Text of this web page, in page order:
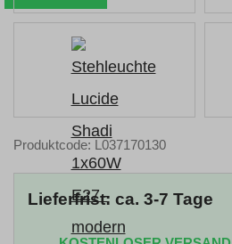
Produktcode: L037170130
Lieferfrist: ca. 3-7 Tage